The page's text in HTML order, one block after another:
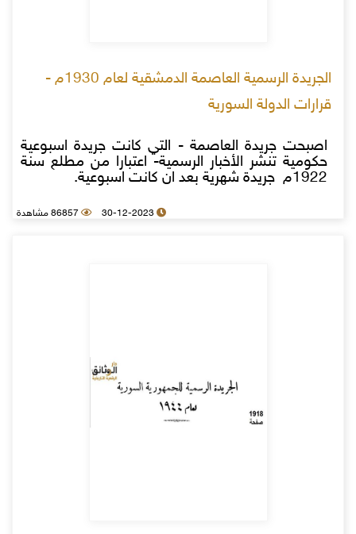
الجريدة الرسمية العاصمة الدمشقية لعام 1930م -
قرارات الدولة السورية
اصبحت جريدة العاصمة - التي كانت جريدة اسبوعية
حكومية تنشر الأخبار الرسمية- اعتبارا من مطلع سنة
1922م جريدة شهرية بعد ان كانت اسبوعية.
30-12-2023 86857 مشاهدة